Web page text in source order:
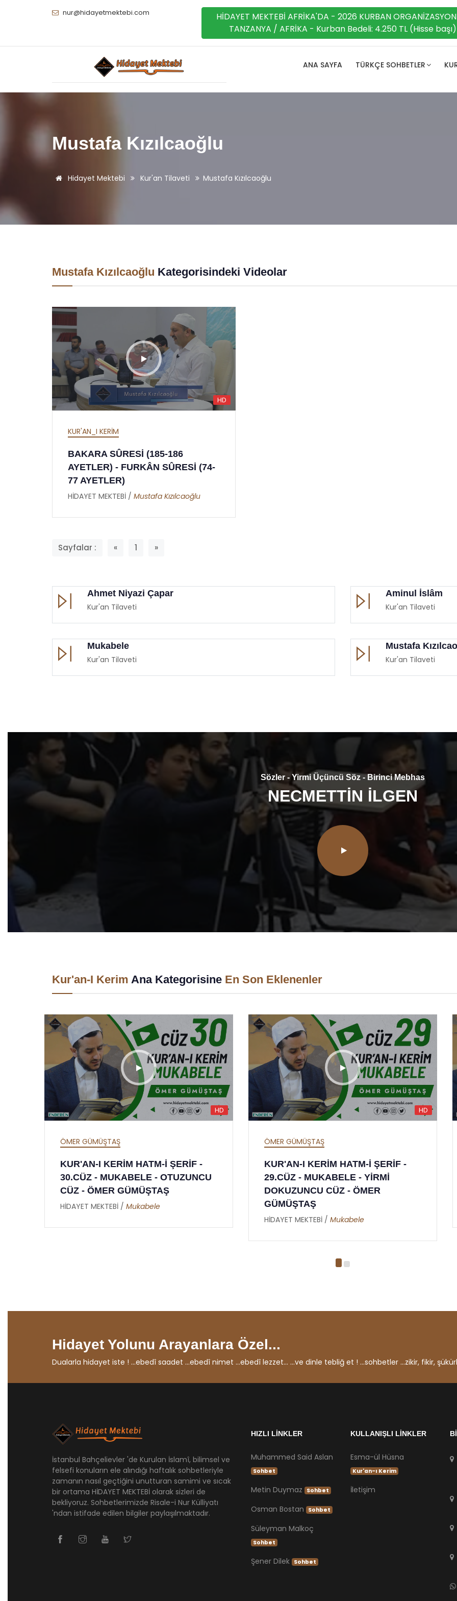
nur@hidayetmektebi.com
HİDAYET MEKTEBİ AFRİKA'DA - 2026 KURBAN
TANZANYA / AFRİKA - Kurban Bedeli: 4.250 TL (Hisse başı)
ANA SAYFA TÜRKÇE SOHBETLER
Mustafa Kızılcaoğlu
Hidayet Mektebi Kur'an Tilaveti Mustafa Kızılcaoğlu
Mustafa Kızılcaoğlu Kategorisindeki Videolar
HD
KUR'AN_I KERİM
BAKARA SÛRESİ (185-186
AYETLER) - FURKÂN SÛRESİ (74-
77 AYETLER)
HİDAYET MEKTEBİ / Mustafa Kızılcaoğlu
Sayfalar : « 1 »
Ahmet Niyazi Çapar
Kur'an Tilaveti
Aminul İslâm
Kur'an Tilaveti
Mukabele
Kur'an Tilaveti
Mustafa
Kur'an Tilaveti
Sözler - Yirmi Üçüncü Söz - Birinci Mebhas
NECMETTİN İLGEN
Kur'an-I Kerim Ana Kategorisine En Son Eklenenler
HD HD
ÖMER GÜMÜŞTAŞ
KUR'AN-I KERİM HATM-İ ŞERİF -
29.CÜZ - MUKABELE - YİRMİ
DOKUZUNCU CÜZ - ÖMER
GÜMÜŞTAŞ
ÖMER GÜMÜŞTAŞ
KUR'AN-I KERİM HATM-İ ŞERİF -
28.CÜZ - MUKABELE - YİRMİ
SEKİZİNCİ CÜZ - ÖMER
HİDAYET MEKTEBİ /
Hidayet Yolunu Arayanlara Özel...
Dualarla hidayet iste ! ...ebedî saadet ...ebedî nimet ...ebedî lezzet... ...ve dinle tebliğ et ! ...sohbetler ...zikir, fikir,
İstanbul Bahçelievler 'de Kurulan İslamî, bilimsel ve
felsefi konuların ele alındığı haftalık sohbetleriyle
zamanın nasıl geçtiğini unutturan samimi ve sıcak
bir ortama HİDAYET MEKTEBİ olarak sizleri de
bekliyoruz. Sohbetlerimizde Risale-i Nur Külliyatı
'ndan istifade edilen bilgiler paylaşılmaktadır.
HIZLI LİNKLER
Muhammed Said Aslan
Sohbet
Metin Duymaz Sohbet
Osman Bostan Sohbet
Süleyman Malkoç
Sohbet
Şener Dilek Sohbet
KULLANIŞLI LİNKLER
Esma-ül Hüsna
Kur'an-ı Kerim
İletişim